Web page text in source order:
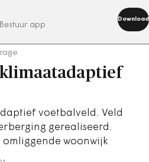
app
Download
voetbalveld. Veld
gerealiseerd.
woonwijk